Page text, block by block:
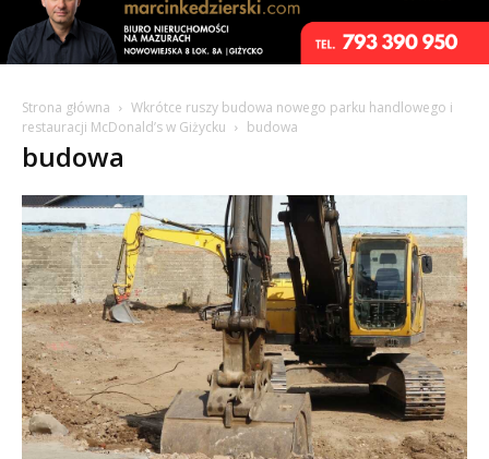
Strona główna
Wkrótce ruszy budowa nowego parku handlowego i
restauracji McDonald’s w Giżycku
budowa
budowa